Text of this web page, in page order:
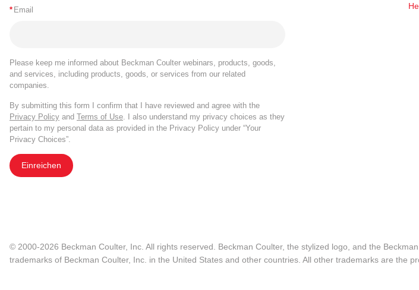
* Email
Please keep me informed about Beckman Coulter webinars, products, goods,
and services, including products, goods, or services from our related
companies.
By submitting this form I confirm that I have reviewed and agree with the
Privacy Policy and Terms of Use . I also understand my privacy choices as they
pertain to my personal data as provided in the Privacy Policy under “Your
Privacy Choices”.
Einreichen
© 2000-2026 Beckman Coulter, Inc. All rights reserved. Beckman Coulter, the stylized logo, and the
trademarks of Beckman Coulter, Inc. in the United States and other countries. All other trademarks are the